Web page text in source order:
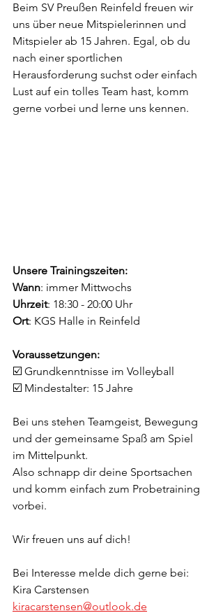
Beim SV Preußen Reinfeld freuen wir
uns über neue Mitspielerinnen und
Mitspieler ab 15 Jahren. Egal, ob du
nach einer sportlichen
Herausforderung suchst oder einfach
Lust auf ein tolles Team hast, komm
gerne vorbei und lerne uns kennen.
Unsere Trainingszeiten:
Wann: immer Mittwochs
Uhrzeit: 18:30 - 20:00 Uhr
Ort: KGS Halle in Reinfeld
Voraussetzungen:
☑️ Grundkenntnisse im Volleyball
☑️ Mindestalter: 15 Jahre
Bei uns stehen Teamgeist, Bewegung
und der gemeinsame Spaß am Spiel
im Mittelpunkt.
Also schnapp dir deine Sportsachen
und komm einfach zum Probetraining
vorbei.
Wir freuen uns auf dich!
Bei Interesse melde dich gerne bei:
Kira Carstensen
kiracarstensen@outlook.de